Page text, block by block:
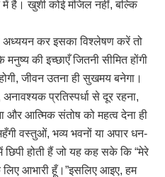
है। खुशी कोई मंजिल नहीं, बल्कि
अध्ययन कर इसका विश्लेषण करें तो
की इच्छाएँ जितनी सीमित होंगी
जीवन उतना ही सुखमय बनेगा।
प्रतिस्पर्धा से दूर रहना,
और आत्मिक संतोष को महत्व देना ही
वस्तुओं, भव्य भवनों या अपार धन-
होती हैं जो यह कह सके कि “मेरे
आभारी हूँ।”इसलिए आइए, हम